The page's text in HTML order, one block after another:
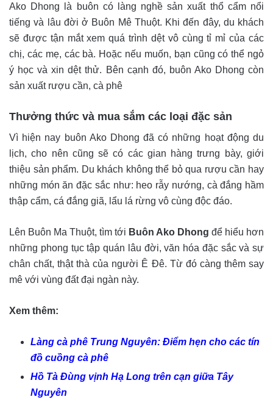
Ako Dhong là buôn có làng nghề sản xuất thổ cẩm nổi
tiếng và lâu đời ở Buôn Mê Thuột. Khi đến đây, du khách
sẽ được tận mắt xem quá trình dệt vô cùng tỉ mỉ của các
chị, các mẹ, các bà. Hoặc nếu muốn, bạn cũng có thể ngỏ
ý học và xin dệt thử. Bên cạnh đó, buôn Ako Dhong còn
sản xuất rượu cần, cà phê
Thưởng thức và mua sắm các loại đặc sản
Vì hiện nay buôn Ako Dhong đã có những hoạt động du
lịch, cho nên cũng sẽ có các gian hàng trưng bày, giới
thiệu sản phẩm. Du khách không thể bỏ qua rượu cần hay
những món ăn đặc sắc như: heo rẫy nướng, cà đắng hầm
thập cẩm, cá đắng giã, lẩu lá rừng vô cùng độc đáo.
Lên Buôn Ma Thuột, tìm tới Buôn Ako Dhong để hiểu hơn
những phong tục tập quán lâu đời, văn hóa đặc sắc và sự
chân chất, thật thà của người Ê Đê. Từ đó càng thêm say
mê với vùng đất đại ngàn này.
Xem thêm:
Làng cà phê Trung Nguyên: Điểm hẹn cho các tín
đồ cuồng cà phê
Hồ Tà Đùng vịnh Hạ Long trên cạn giữa Tây
Nguyên